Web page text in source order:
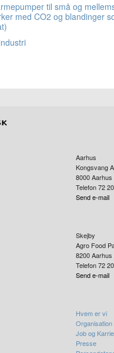
til små og
med CO2 og blandinger
Aarhus
Kongsvang
8000Aarhus
Telefon 72
Send e-mail
Skejby
Agro Food
8200Aarhus
Telefon 72
Send e-mail
Hvem er vi
Organisation
Job og
Presse